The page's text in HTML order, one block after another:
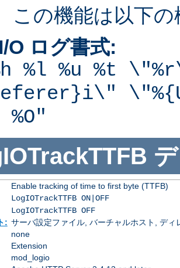
この機能は以下
O ログ書式:
%l %u %t
%O"
Enable tracking of time to first byte (TTFB)
LogIOTrackTTFB ON|OFF
LogIOTrackTTFB OFF
: サーバ設定ファイル, バーチャルホスト, ディ
none
Extension
mod_logio